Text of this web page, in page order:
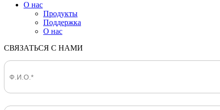
О нас
Продукты
Поддержка
О нас
СВЯЗАТЬСЯ С НАМИ